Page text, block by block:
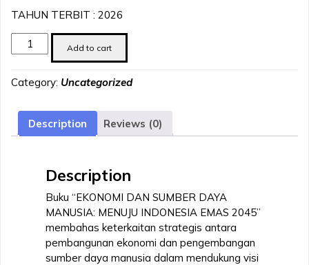
TAHUN TERBIT : 2026
EKONOMI
DAN
DAYA
MENUJU
INDONESIA
quantity
Add to cart
Category: Uncategorized
Description Reviews (0)
Description
Buku “EKONOMI DAN SUMBER DAYA
MANUSIA: MENUJU INDONESIA EMAS 2045”
membahas keterkaitan strategis antara
pembangunan ekonomi dan pengembangan
sumber daya manusia dalam mendukung visi